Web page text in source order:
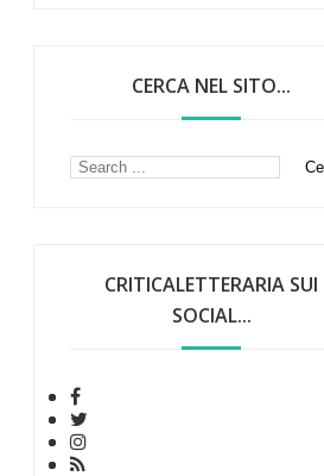
CERCA NEL SITO...
CRITICALETTERARIA SUI
SOCIAL...